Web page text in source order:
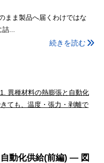
まま製品へ届くわけではな
...
続きを読む
動化供給(前編) ― 図